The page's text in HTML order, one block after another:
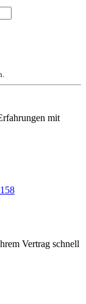
mit
Vertrag schnell